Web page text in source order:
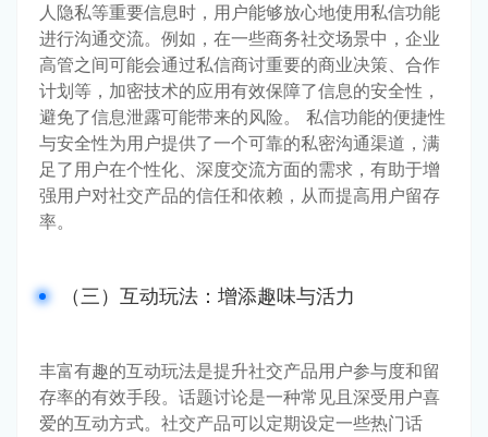
人隐私等重要信息时，用户能够放心地使用私信功能
进行沟通交流。例如，在一些商务社交场景中，企业
高管之间可能会通过私信商讨重要的商业决策、合作
计划等，加密技术的应用有效保障了信息的安全性，
避免了信息泄露可能带来的风险。 私信功能的便捷性
与安全性为用户提供了一个可靠的私密沟通渠道，满
足了用户在个性化、深度交流方面的需求，有助于增
强用户对社交产品的信任和依赖，从而提高用户留存
率。
（三）互动玩法：增添趣味与活力
丰富有趣的互动玩法是提升社交产品用户参与度和留
存率的有效手段。话题讨论是一种常见且深受用户喜
爱的互动方式。社交产品可以定期设定一些热门话